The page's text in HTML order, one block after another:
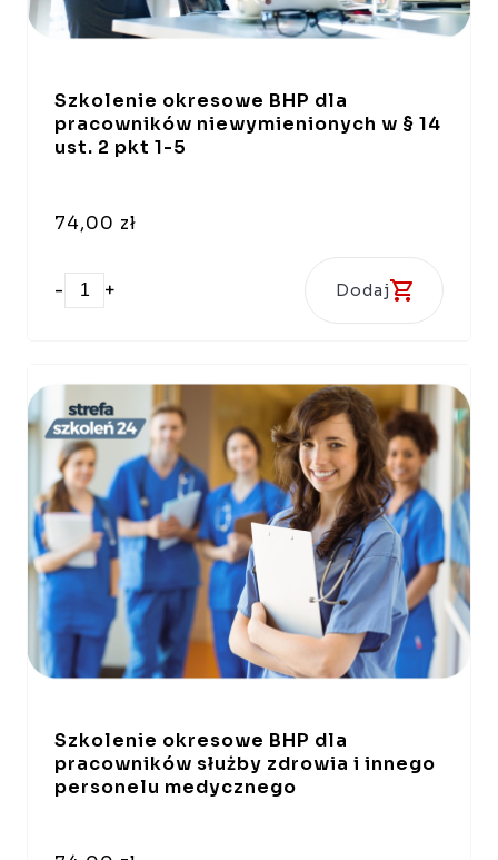
Szkolenie okresowe BHP dla
pracowników niewymienionych w § 14
ust. 2 pkt 1-5
74,00 zł
- + Dodaj
Szkolenie okresowe BHP dla
pracowników służby zdrowia i innego
personelu medycznego